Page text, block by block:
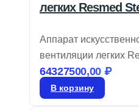
легких Resmed
Аппарат
вентиляции легких
150 соответствует
современных клиник,
64327500,00 ₽
В корзину